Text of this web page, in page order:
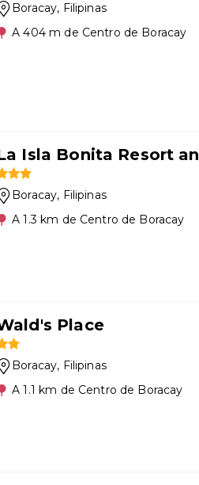
Boracay, Filipinas
A 404 m de Centro de Boracay
Isla Bonita Resort
Boracay, Filipinas
A 1.3 km de Centro de Boracay
Place
Boracay, Filipinas
A 1.1 km de Centro de Boracay